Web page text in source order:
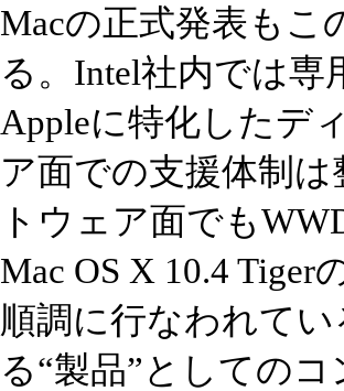
Macの正式発表もこ
る。Intel社内では
Appleに特化したデ
ア面での支援体制
トウェア面でも
Mac OS X 10.4
順調に行なわれて
る“製品”としての